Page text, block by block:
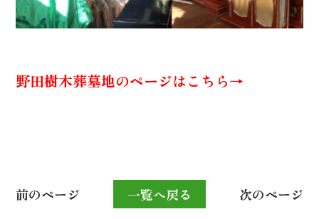
野田樹木葬墓地のページはこちら→
前のページ 一覧へ戻る 次のページ